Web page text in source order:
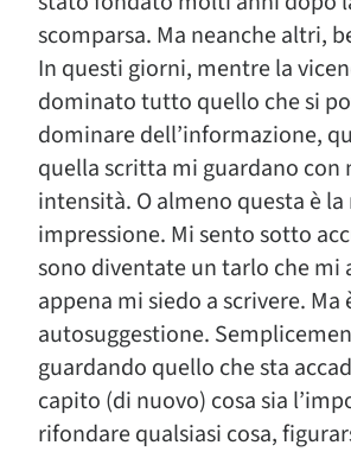
scomparsa. Ma neanche altri,
In questi giorni, mentre la
dominato tutto quello che si
dominare dell’informazione,
quella scritta mi guardano con
intensità. O almeno questa è la
impressione. Mi sento sotto
sono diventate un tarlo che mi
appena mi siedo a scrivere.
autosuggestione.
guardando quello che sta
capito (di nuovo) cosa sia
rifondare qualsiasi cosa,